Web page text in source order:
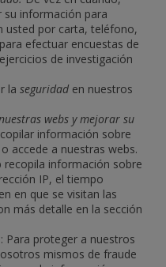
información para
usted por carta, teléfono,
efectuar encuestas de
de investigación
la seguridad en nuestros
webs y mejorar su
información sobre
accede a nuestras webs.
recopila información sobre
IP, el tiempo
en que se visitan las
más detalle en la sección
: Para proteger a nuestros
mismos de fraude